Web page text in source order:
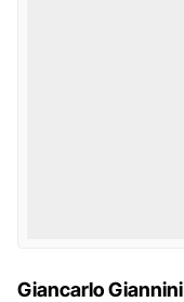
Giancarlo Giannini